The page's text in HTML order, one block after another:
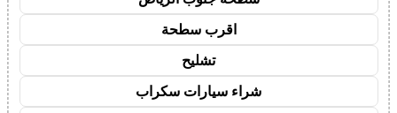
اقرب سطحة
تشليح
شراء سيارات سكراب